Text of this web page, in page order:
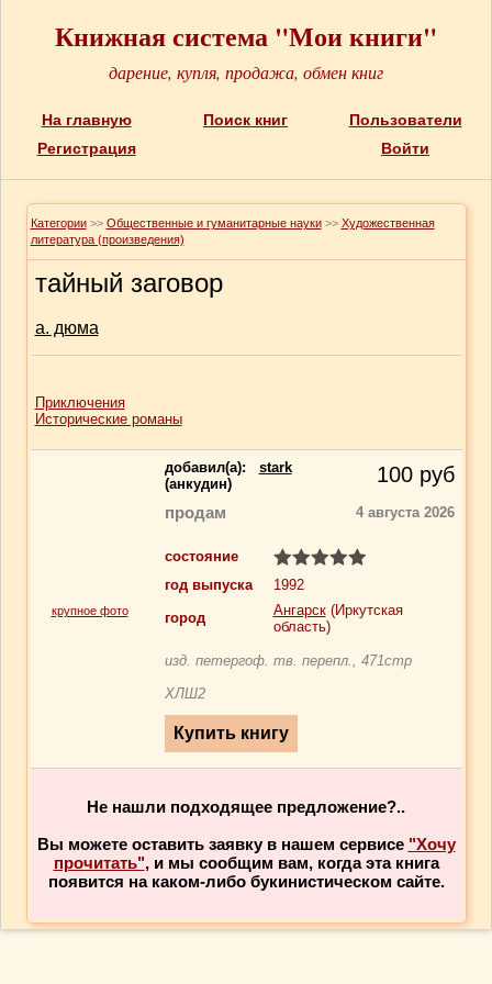
Книжная система "Мои книги"
дарение, купля, продажа, обмен книг
На главную Поиск книг
Пользователи
Регистрация
Войти
Категории >> Общественные и гуманитарные науки >> Художественная
литература (произведения)
тайный заговор
а. дюма
Приключения
Исторические романы
крупное фото
добавил(a): stark
(анкудин)
100 руб
продам 4 августа 2026
состояние
год выпуска
1992
город
Ангарск(Иркутская
область)
изд. петергоф. тв. перепл., 471стр
ХЛШ2
Не нашли подходящее предложение?..
Вы можете оставить заявку в нашем сервисе "Хочу
прочитать", и мы сообщим вам, когда эта книга
появится на каком-либо букинистическом сайте.